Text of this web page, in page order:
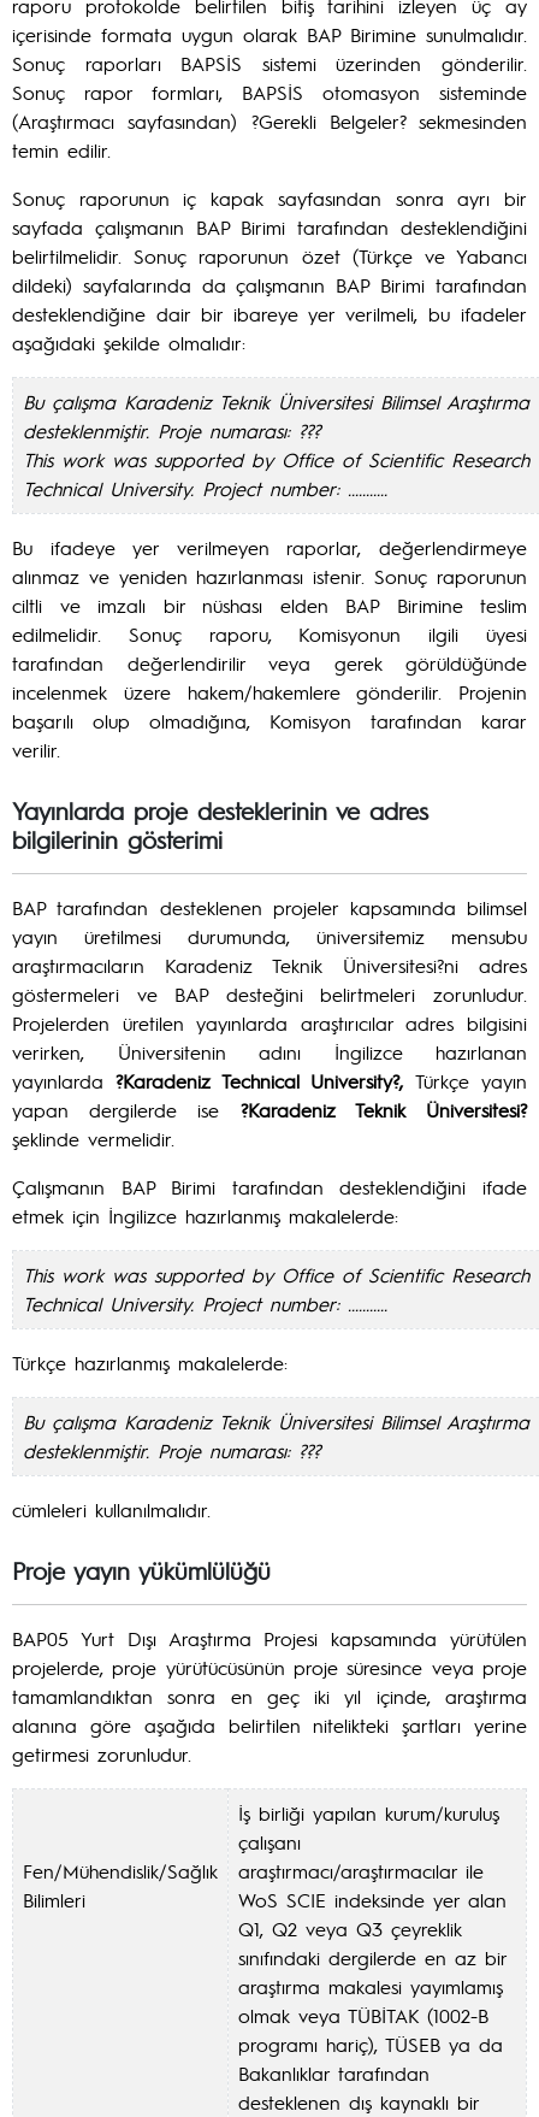
raporu protokolde belirtilen bitiş tarihini izleyen üç ay
içerisinde formata uygun olarak BAP Birimine sunulmalıdır.
Sonuç raporları BAPSİS sistemi üzerinden gönderilir.
Sonuç rapor formları, BAPSİS otomasyon sisteminde
(Araştırmacı sayfasından) ?Gerekli Belgeler? sekmesinden
temin edilir.
Sonuç raporunun iç kapak sayfasından sonra ayrı bir
sayfada çalışmanın BAP Birimi tarafından desteklendiğini
belirtilmelidir. Sonuç raporunun özet (Türkçe ve Yabancı
dildeki) sayfalarında da çalışmanın BAP Birimi tarafından
desteklendiğine dair bir ibareye yer verilmeli, bu ifadeler
aşağıdaki şekilde olmalıdır:
Buçalışma Karadeniz Teknik Üniversitesi Bilimsel
desteklenmiştir. Proje numarası: ???
This work was supported by Office of Scientific
Technical University. Project number: ...........
Bu ifadeye yer verilmeyen raporlar, değerlendirmeye
alınmaz ve yeniden hazırlanması istenir. Sonuç raporunun
ciltli ve imzalı bir nüshası elden BAP Birimine teslim
edilmelidir. Sonuç raporu, Komisyonun ilgili üyesi
tarafından değerlendirilir veya gerek görüldüğünde
incelenmek üzere hakem/hakemlere gönderilir. Projenin
başarılı olup olmadığına, Komisyon tarafından karar
verilir.
Yayınlarda proje desteklerinin ve adres
bilgilerinin gösterimi
BAP tarafından desteklenen projeler kapsamında bilimsel
yayın üretilmesi durumunda, üniversitemiz mensubu
araştırmacıların Karadeniz Teknik Üniversitesi?ni adres
göstermeleri ve BAP desteğini belirtmeleri zorunludur.
Projelerden üretilen yayınlarda araştırıcılar adres bilgisini
verirken, Üniversitenin adını İngilizce hazırlanan
yayınlarda ?Karadeniz Technical University?,Türkçe yayın
yapan dergilerde ise ?Karadeniz Teknik Üniversitesi?
şeklinde vermelidir.
Çalışmanın BAP Birimi tarafından desteklendiğini ifade
etmek için İngilizce hazırlanmış makalelerde:
This work was supported by Office of Scientific
Technical University. Project number: ...........
Türkçe hazırlanmış makalelerde:
Buçalışma Karadeniz Teknik Üniversitesi Bilimsel
desteklenmiştir. Proje numarası: ???
cümleleri kullanılmalıdır.
Proje yayın yükümlülüğü
BAP05 Yurt Dışı Araştırma Projesi kapsamında yürütülen
projelerde, proje yürütücüsünün proje süresince veya proje
tamamlandıktan sonra en geç iki yıl içinde, araştırma
alanına göre aşağıda belirtilen nitelikteki şartları yerine
getirmesi zorunludur.
Fen/Mühendislik/Sağlık
Bilimleri
İş birliği yapılan kurum/kuruluş
çalışanı
araştırmacı/araştırmacılar ile
WoS SCIE indeksinde yer alan
Q1, Q2 veya Q3 çeyreklik
sınıfındaki dergilerde en az bir
araştırma makalesi yayımlamış
olmak veya TÜBİTAK (1002-B
programı hariç), TÜSEB ya da
Bakanlıklar tarafından
desteklenen dış kaynaklı bir